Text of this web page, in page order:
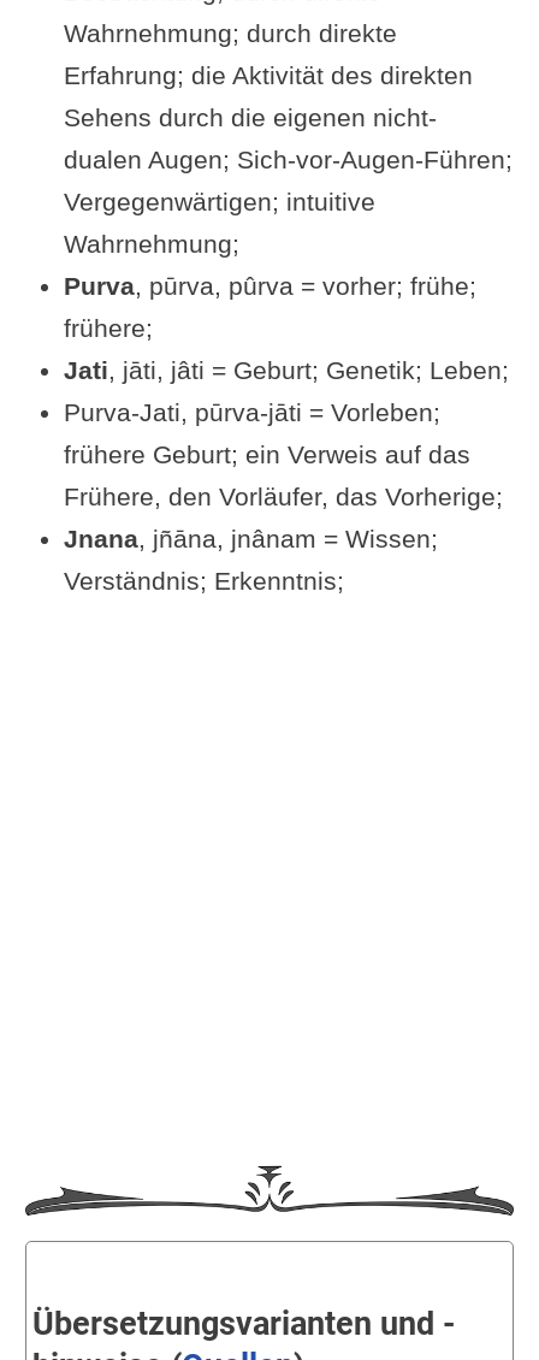
Wahrnehmung; durch direkte
Erfahrung; die Aktivität des direkten
Sehens durch die eigenen nicht-
dualen Augen; Sich-vor-Augen-Führen;
Vergegenwärtigen; intuitive
Wahrnehmung;
Purva, pūrva, pûrva = vorher; frühe;
frühere;
Jati, jāti, jâti = Geburt; Genetik; Leben;
Purva-Jati, pūrva-jāti = Vorleben;
frühere Geburt; ein Verweis auf das
Frühere, den Vorläufer, das Vorherige;
Jnana, jñāna, jnânam = Wissen;
Verständnis; Erkenntnis;
Übersetzungsvarianten und -